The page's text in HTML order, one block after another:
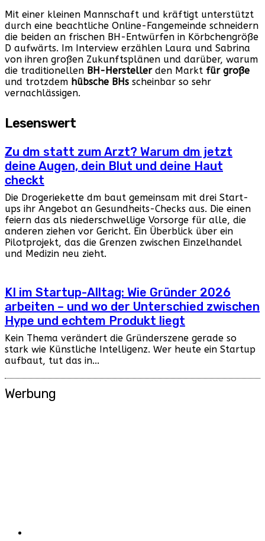
Mit einer kleinen Mannschaft und kräftigt unterstützt
durch eine beachtliche Online-Fangemeinde schneidern
die beiden an frischen BH-Entwürfen in Körbchengröße
D aufwärts. Im Interview erzählen Laura und Sabrina
von ihren großen Zukunftsplänen und darüber, warum
die traditionellen BH-Herstellerden Markt für große
und trotzdem hübsche BHs scheinbar so sehr
vernachlässigen.
Lesenswert
Zu dm statt zum Arzt? Warum dm jetzt
deine Augen, dein Blut und deine Haut
checkt
Die Drogeriekette dm baut gemeinsam mit drei Start-
ups ihr Angebot an Gesundheits-Checks aus. Die einen
feiern das als niederschwellige Vorsorge für alle, die
anderen ziehen vor Gericht. Ein Überblick über ein
Pilotprojekt, das die Grenzen zwischen Einzelhandel
und Medizin neu zieht.
KI im Startup-Alltag: Wie Gründer 2026
arbeiten – und wo der Unterschied zwischen
Hype und echtem Produkt liegt
Kein Thema verändert die Gründerszene gerade so
stark wie Künstliche Intelligenz. Wer heute ein Startup
aufbaut, tut das in...
Werbung